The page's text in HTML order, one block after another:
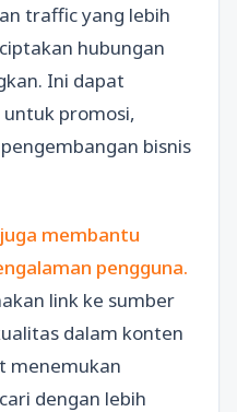
traffic yang lebih
hubungan
Ini dapat
promosi,
bisnis
membantu
pengguna.
link ke sumber
dalam konten
menemukan
dengan lebih